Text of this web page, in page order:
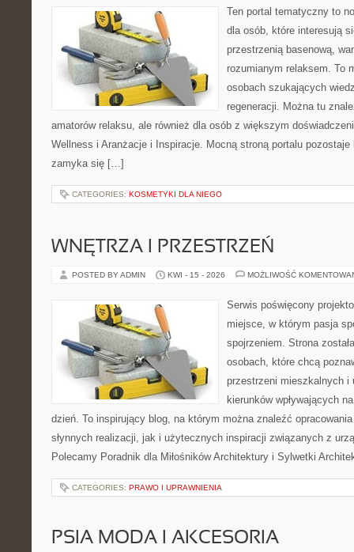
Ten portal tematyczny to
dla osób, które interesują
przestrzenią basenową,
rozumianym relaksem. To
osobach szukających
regeneracji. Można tu
amatorów relaksu, ale również dla osób z większym
Wellness i Aranżacje i Inspiracje. Mocną stroną portalu
zamyka się […]
CATEGORIES: KOSMETYKI DLA NIEGO
WNĘTRZA I PRZESTRZEŃ
POSTED BY ADMIN KWI - 15 - 2026 MOŻLIWOŚĆ
Serwis poświęcony
miejsce, w którym pasja
spojrzeniem. Strona
osobach, które chcą
przestrzeni mieszkalnych i
kierunków wpływających
dzień. To inspirujący blog, na którym można znaleźć
słynnych realizacji, jak i użytecznych inspiracji związanych z
Polecamy Poradnik dla Miłośników Architektury i Sylwetki
CATEGORIES: PRAWO I UPRAWNIENIA
PSIA MODA I AKCESORIA